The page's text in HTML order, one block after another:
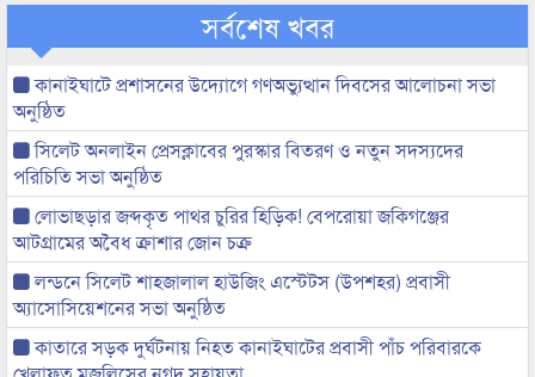
সর্বশেষ খবর
কানাইঘাটে প্রশাসনের উদ্যোগে গণঅভ্যুত্থান দিবসের আলোচনা সভা
অনুষ্ঠিত
সিলেট অনলাইন প্রেসক্লাবের পুরস্কার বিতরণ ও নতুন সদস্যদের
পরিচিতি সভা অনুষ্ঠিত
লোভাছড়ার জব্দকৃত পাথর চুরির হিড়িক! বেপরোয়া জকিগঞ্জের
আটগ্রামের অবৈধ ক্রাশার জোন চক্র
লন্ডনে সিলেট শাহজালাল হাউজিং এস্টেটস (উপশহর) প্রবাসী
অ্যাসোসিয়েশনের সভা অনুষ্ঠিত
কাতারে সড়ক দুর্ঘটনায় নিহত কানাইঘাটের প্রবাসী পাঁচ পরিবারকে